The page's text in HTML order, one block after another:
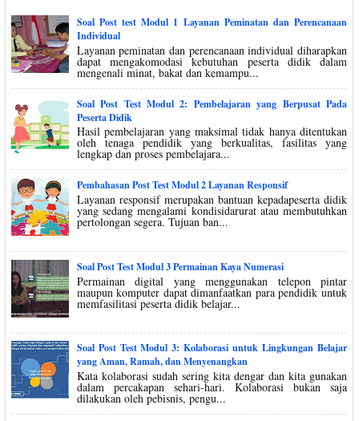
Soal Post test Modul 1 Layanan Peminatan dan Perencanaan
Individual
Layanan peminatan dan perencanaan individual diharapkan
dapat mengakomodasi kebutuhan peserta didik dalam
mengenali minat, bakat dan kemampu...
Soal Post Test Modul 2: Pembelajaran yang Berpusat Pada
Peserta Didik
Hasil pembelajaran yang maksimal tidak hanya ditentukan
oleh tenaga pendidik yang berkualitas, fasilitas yang
lengkap dan proses pembelajara...
Pembahasan Post Test Modul 2 Layanan Responsif
Layanan responsif merupakan bantuan kepadapeserta didik
yang sedang mengalami kondisidarurat atau membutuhkan
pertolongan segera. Tujuan ban...
Soal Post Test Modul 3 Permainan Kaya Numerasi
Permainan digital yang menggunakan telepon pintar
maupun komputer dapat dimanfaatkan para pendidik untuk
memfasilitasi peserta didik belajar...
Soal Post Test Modul 3: Kolaborasi untuk Lingkungan Belajar
yang Aman, Ramah, dan Menyenangkan
Kata kolaborasi sudah sering kita dengar dan kita gunakan
dalam percakapan sehari-hari. Kolaborasi bukan saja
dilakukan oleh pebisnis, pengu...